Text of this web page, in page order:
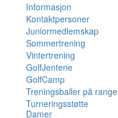
Informasjon
Kontaktpersoner
Juniormedlemskap
Sommertrening
Vintertrening
GolfJentene
GolfCamp
Treningsballer på range
Turneringsstøtte
Damer